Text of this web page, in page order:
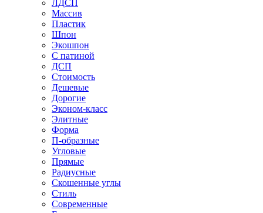
ЛДСП
Массив
Пластик
Шпон
Экошпон
С патиной
ДСП
Стоимость
Дешевые
Дорогие
Эконом-класс
Элитные
Форма
П-образные
Угловые
Прямые
Радиусные
Скошенные углы
Стиль
Современные